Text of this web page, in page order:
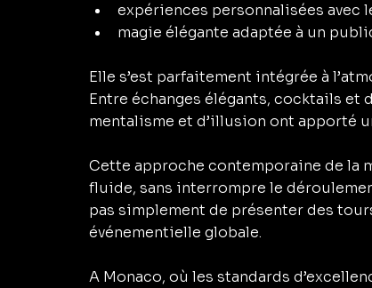
expériences personnalisées avec
magie élégante adaptée à un
Elle s’est parfaitement intégrée à
Entre échanges élégants, cocktails
mentalisme et d’illusion ont apporté
Cette approche contemporaine de la
fluide, sans interrompre le
pas simplement de présenter des
événementielle globale.
A Monaco, où les standards